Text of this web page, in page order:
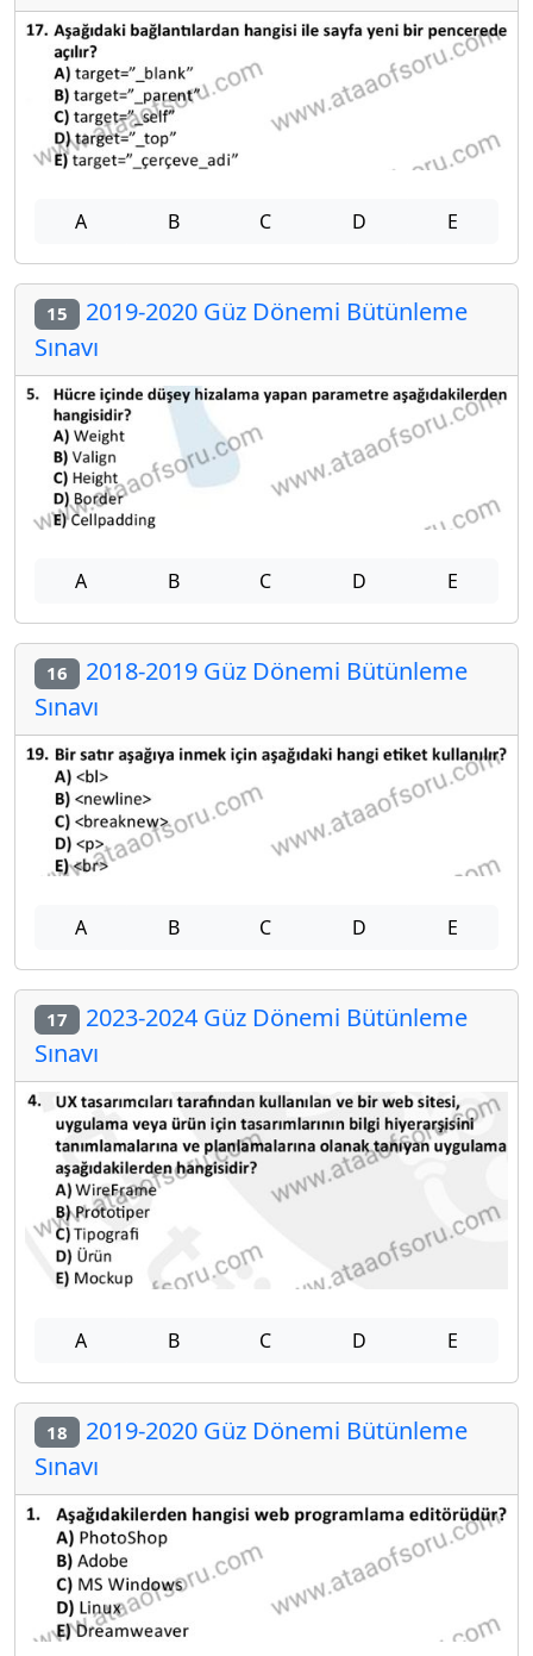
A B C D E
15 2019-2020 Güz Dönemi Bütünleme
Sınavı
A B C D E
16 2018-2019 Güz Dönemi Bütünleme
Sınavı
A B C D E
17 2023-2024 Güz Dönemi Bütünleme
Sınavı
A B C D E
18 2019-2020 Güz Dönemi Bütünleme
Sınavı